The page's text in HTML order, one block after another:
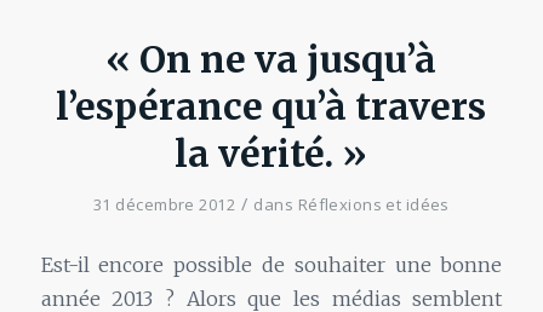
« On ne va jusqu’à
l’espérance qu’à travers
la vérité. »
31 décembre 2012 / dans Réflexions et idées
Est-il encore possible de souhaiter une bonne
année 2013 ? Alors que les médias semblent